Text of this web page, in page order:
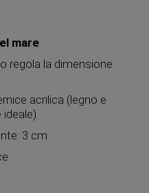
mare
regola la dimensione
acrilica (legno e
3 cm